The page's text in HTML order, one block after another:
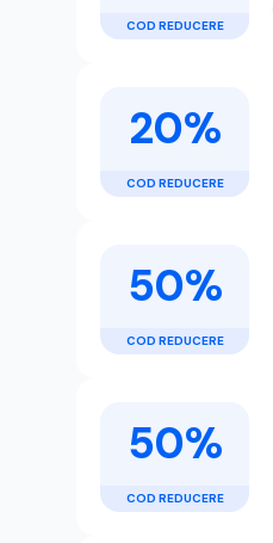
COD REDUCERE
20%
COD REDUCERE
50%
COD REDUCERE
50%
COD REDUCERE